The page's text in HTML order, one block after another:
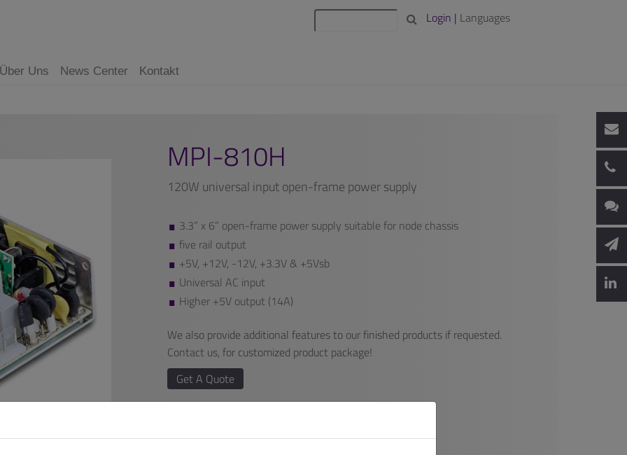
Login | Languages
Über Uns News Center Kontakt
MPI-810H
120W universal input open-frame power supply
3.3” x 6” open-frame power supply suitable for node chassis
five rail output
+5V, +12V, -12V, +3.3V & +5Vsb
Universal AC input
Higher +5V output (14A)
We also provide additional features to our finished products if requested.
Contact us, for customized product package!
Get A Quote